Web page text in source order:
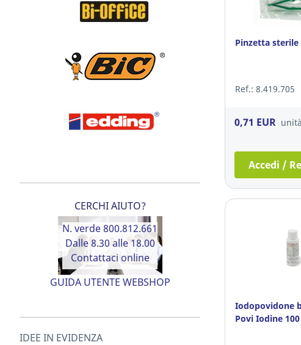
CERCHI AIUTO?
N. verde 800.812.661
Dalle 8.30 alle 18.00
Contattaci online
GUIDA UTENTE WEBSHOP
IDEE IN EVIDENZA
Pinzetta sterile
Ref.: 8.419.705
0,71 EUR unità
Accedi /
Iodopovidone
Povi Iodine